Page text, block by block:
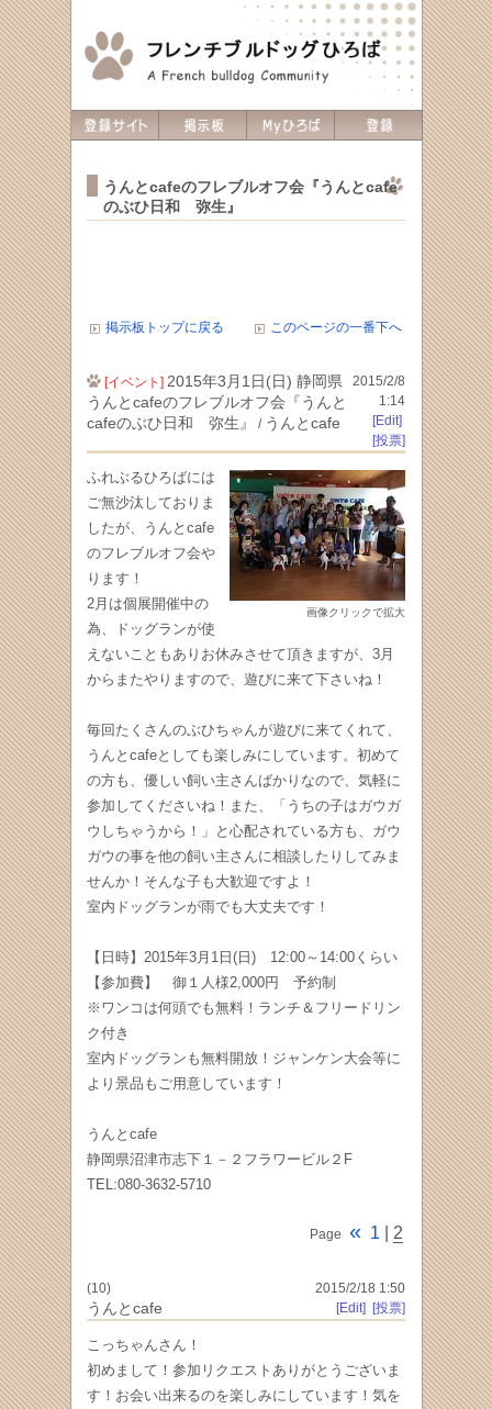
うんとcafeのフレブルオフ会『うんとcafe
のぶひ日和 弥生』
掲示板トップに戻る このページの一番下へ
[イベント] 2015年3月1日(日) 静岡県
うんとcafeのフレブルオフ会『うんと
cafeのぶひ日和 弥生』
/ うんとcafe
2015/2/8
1:14
[Edit]
[投票]
画像クリックで拡大
ふれぶるひろばには
ご無沙汰しておりま
したが、うんとcafe
のフレブルオフ会や
ります！
2月は個展開催中の
為、ドッグランが使
えないこともありお休みさせて頂きますが、3月
からまたやりますので、遊びに来て下さいね！
毎回たくさんのぶひちゃんが遊びに来てくれて、
うんとcafeとしても楽しみにしています。初めて
の方も、優しい飼い主さんばかりなので、気軽に
参加してくださいね！また、「うちの子はガウガ
ウしちゃうから！」と心配されている方も、ガウ
ガウの事を他の飼い主さんに相談したりしてみま
せんか！そんな子も大歓迎ですよ！
室内ドッグランが雨でも大丈夫です！
【日時】2015年3月1日(日) 12:00～14:00くらい
【参加費】 御１人様2,000円 予約制
※ワンコは何頭でも無料！ランチ＆フリードリン
ク付き
室内ドッグランも無料開放！ジャンケン大会等に
より景品もご用意しています！
うんとcafe
静岡県沼津市志下１－２フラワービル２F
TEL:080-3632-5710
Page « 1 2
(10)
うんとcafe
2015/2/18 1:50
[Edit]
[投票]
こっちゃんさん！
初めまして！参加リクエストありがとうございま
す！お会い出来るのを楽しみにしています！気を